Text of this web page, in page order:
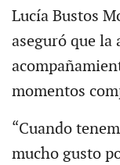
Lucía Bustos
aseguró que la
momentos
“Cuando
mucho gusto